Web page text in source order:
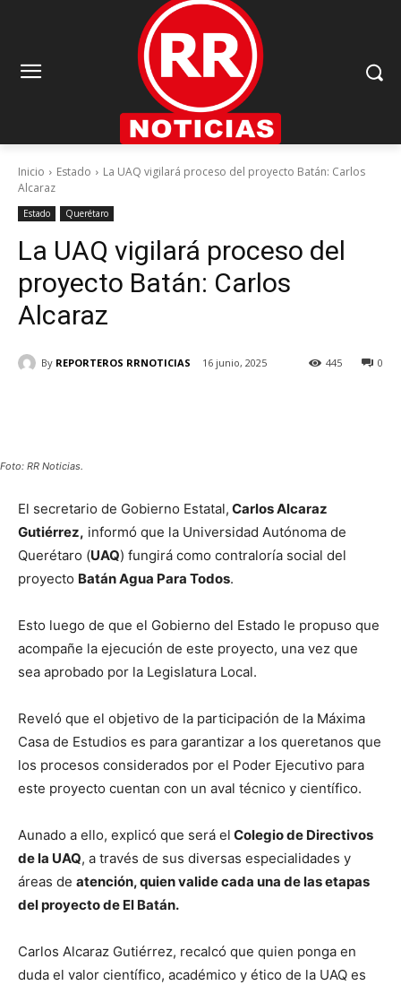
Inicio Estado
La UAQ vigilará proceso del proyecto Batán: Carlos
Alcaraz
Estado Querétaro
La UAQ vigilará proceso del
proyecto Batán: Carlos
Alcaraz
By REPORTEROS RRNOTICIAS 16 junio, 2025 0
445
Foto: RR Noticias.
El secretario de Gobierno Estatal, Carlos Alcaraz
Gutiérrez, informó que la Universidad Autónoma de
Querétaro (UAQ) fungirá como contraloría social del
proyecto Batán Agua Para Todos.
Esto luego de que el Gobierno del Estado le propuso que
acompañe la ejecución de este proyecto, una vez que
sea aprobado por la Legislatura Local.
Reveló que el objetivo de la participación de la Máxima
Casa de Estudios es para garantizar a los queretanos que
los procesos considerados por el Poder Ejecutivo para
este proyecto cuentan con un aval técnico y científico.
Aunado a ello, explicó que será el Colegio de Directivos
de la UAQ, a través de sus diversas especialidades y
áreas de atención, quien valide cada una de las etapas
del proyecto de El Batán.
Carlos Alcaraz Gutiérrez, recalcó que quien ponga en
duda el valor científico, académico y ético de la UAQ es